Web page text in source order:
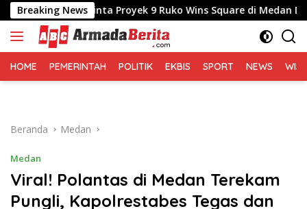
Langsung
ke
konten
Breaking News
Minta Proyek 9 Ruko Wins Square di Medan Dihentikan
HOME PEMERINTAH POLITIK EKBIS SPORT NEWS
Beranda Medan
Medan
Viral! Polantas di Medan Terekam
Pungli, Kapolrestabes Tegas dan